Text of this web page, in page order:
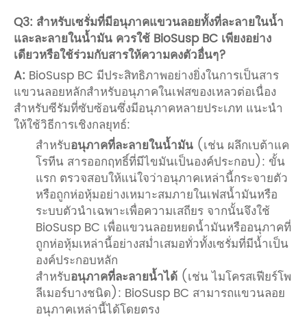
Q3: สำหรับเซรั่มที่มีอนุภาคแขวนลอยทั้งที่ละลายในน้ำ
และละลายในน้ำมัน ควรใช้ BioSusp BC เพียงอย่าง
เดียวหรือใช้ร่วมกับสารให้ความคงตัวอื่นๆ?
A: BioSusp BC มีประสิทธิภาพอย่างยิ่งในการเป็นสาร
แขวนลอยหลักสำหรับอนุภาคในเฟสของเหลวต่อเนื่อง
สำหรับซีรัมที่ซับซ้อนซึ่งมีอนุภาคหลายประเภท แนะนำ
ให้ใช้วิธีการเชิงกลยุทธ์:
สำหรับอนุภาคที่ละลายในน้ำมัน (เช่น ผลึกเบต้าแค
โรทีน สารออกฤทธิ์ที่มีไขมันเป็นองค์ประกอบ): ขั้น
แรก ตรวจสอบให้แน่ใจว่าอนุภาคเหล่านี้กระจายตัว
หรือถูกห่อหุ้มอย่างเหมาะสมภายในเฟสน้ำมันหรือ
ระบบตัวนำเฉพาะเพื่อความเสถียร จากนั้นจึงใช้
BioSusp BC เพื่อแขวนลอยหยดน้ำมันหรืออนุภาคที่
ถูกห่อหุ้มเหล่านี้อย่างสม่ำเสมอทั่วทั้งเซรั่มที่มีน้ำเป็น
องค์ประกอบหลัก
สำหรับอนุภาคที่ละลายน้ำได้ (เช่น ไมโครสเฟียร์โพ
ลีเมอร์บางชนิด): BioSusp BC สามารถแขวนลอย
อนุภาคเหล่านี้ได้โดยตรง